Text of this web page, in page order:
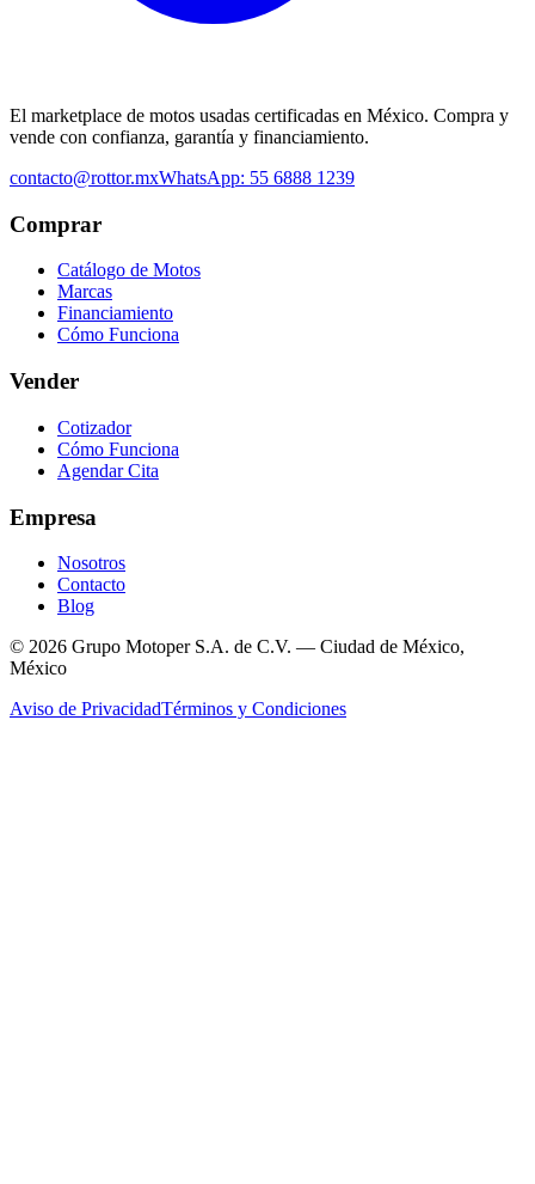
El marketplace de motos usadas certificadas en México. Compra y
vende con confianza, garantía y financiamiento.
contacto@rottor.mxWhatsApp: 55 6888 1239
Comprar
Catálogo de Motos
Marcas
Financiamiento
Cómo Funciona
Vender
Cotizador
Cómo Funciona
Agendar Cita
Empresa
Nosotros
Contacto
Blog
© 2026 Grupo Motoper S.A. de C.V. — Ciudad de México,
México
Aviso de PrivacidadTérminos y Condiciones